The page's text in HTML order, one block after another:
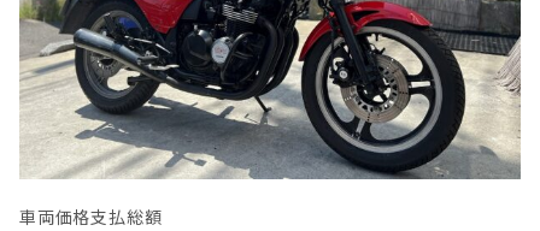
車両価格支払総額